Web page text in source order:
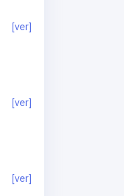
[ver]
[ver]
[ver]